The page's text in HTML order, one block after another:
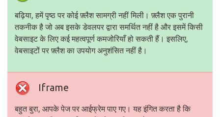
बढ़िया, हमें पृष्ठ पर कोई फ़्लैश सामग्री नहीं मिली। फ़्लैश एक पुरानी
तकनीक है जो अब इसके डेवलपर द्वारा समर्थित नहीं है और इसमें किसी
वेबसाइट के लिए कई महत्वपूर्ण कमजोरियाँ हो सकती हैं। इसलिए,
वेबसाइटों पर फ़्लैश का उपयोग अनुशंसित नहीं है।
Iframe
बहुत बुरा, आपके पेज पर आईफ्रेम पाए गए। यह इंगित करता है कि